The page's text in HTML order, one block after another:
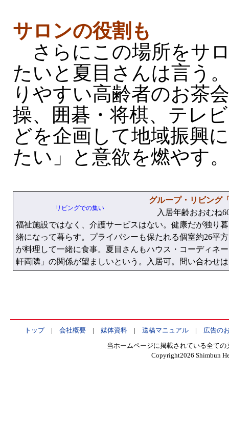
サロンの役割も
さらにこの場所をサ
たいと夏目さんは言う
りやすい高齢者のお茶
操、囲碁・将棋、テレ
どを企画して地域振興
たい」と意欲を燃やす。
リビングでの集い
グループ・リビング
入居年齢おおむね
福祉施設ではなく、介護サービスはない。健康だが独り
緒になって暮らす。プライバシーも保たれる個室約26平
が料理して一緒に食事。夏目さんもハウス・コーディネ
軒両隣」の関係が望ましいという。入居可。問い合わせは
トップ| 会社概要| 媒体資料| 送稿マニュアル| 広告の
当ホームページに掲載されている全て
Copyright2026 Shimbun